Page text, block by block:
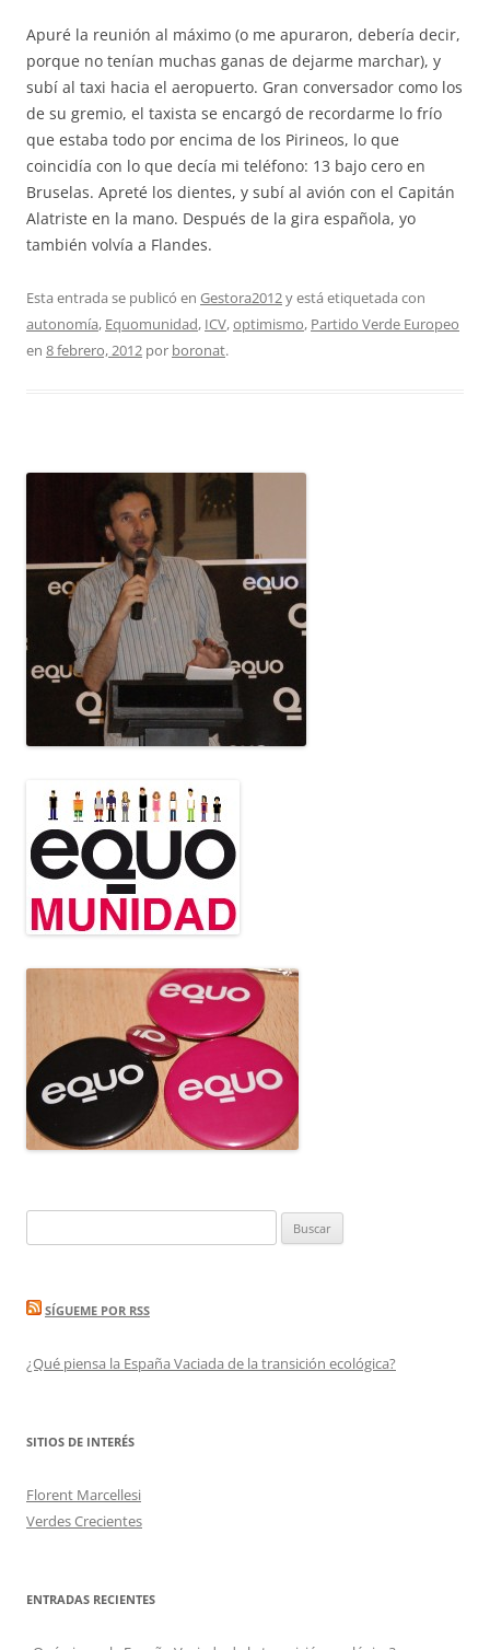
Apuré la reunión al máximo (o me apuraron, debería decir,
porque no tenían muchas ganas de dejarme marchar), y
subí al taxi hacia el aeropuerto. Gran conversador como los
de su gremio, el taxista se encargó de recordarme lo frío
que estaba todo por encima de los Pirineos, lo que
coincidía con lo que decía mi teléfono: 13 bajo cero en
Bruselas. Apreté los dientes, y subí al avión con el Capitán
Alatriste en la mano. Después de la gira española, yo
también volvía a Flandes.
Esta entrada se publicó en Gestora2012y está etiquetada con
autonomía, Equomunidad, ICV,optimismo, Partido Verde Europeo
en 8 febrero, 2012 por boronat.
SÍGUEME POR RSS
¿Qué piensa la España Vaciada de la transición ecológica?
SITIOS DE INTERÉS
Florent Marcellesi
Verdes Crecientes
ENTRADAS RECIENTES